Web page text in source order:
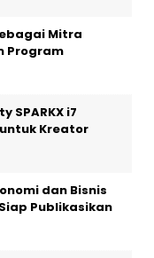
Mitra
Program
SPARKX i7
untuk Kreator
dan Bisnis
Publikasikan